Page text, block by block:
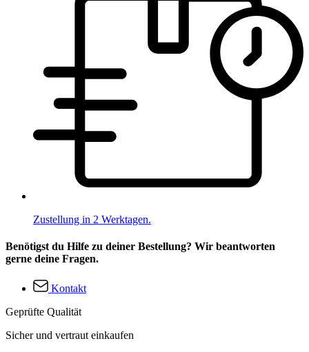
Zustellung in 2 Werktagen.
Benötigst du Hilfe zu deiner Bestellung? Wir beantworten
gerne deine Fragen.
Kontakt
Geprüfte Qualität
Sicher und vertraut einkaufen